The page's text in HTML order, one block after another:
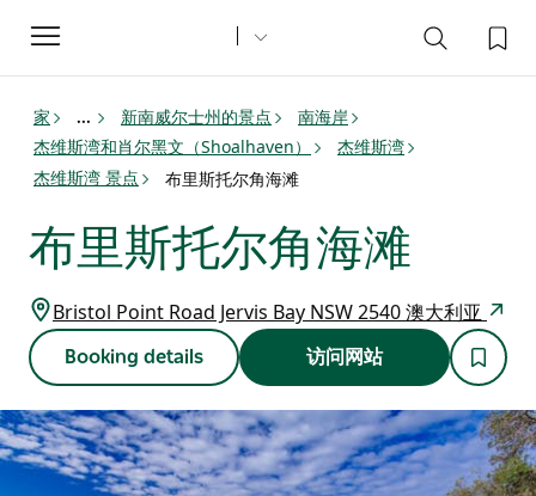
Toggle
navigation
家 ... 新南威尔士州的景点
南海岸
杰维斯湾和肖尔黑文（Shoalhaven）
杰维斯湾
杰维斯湾 景点
布里斯托尔角海滩
布里斯托尔角海滩
Bristol Point Road Jervis Bay NSW 2540 澳大利亚
Booking details 访问网站